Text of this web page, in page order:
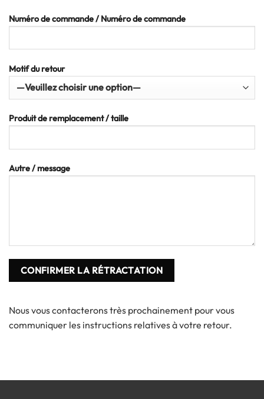
Numéro de commande / Numéro de commande
Motif du retour
Produit de remplacement / taille
Autre / message
Nous vous contacterons très prochainement pour vous
communiquer les instructions relatives à votre retour.